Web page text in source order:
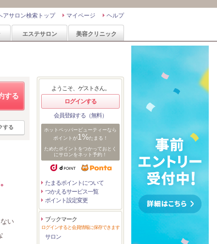
ヘルプ
マイページ
アサロン検索トップ
エステサロン 美容クリニック
する
する
い
ようこそ、ゲストさん。
ログインする
会員登録する（無料）
ホットペッパービューティーなら
ポイントが1%たまる！
ためたポイントをつかっておとく
にサロンをネット予約！
たまるポイントについて
つかえるサービス一覧
ポイント設定変更
ブックマーク
ログインすると会員情報に保存できます
サロン